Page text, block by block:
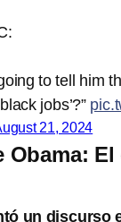
to tell him
jobs’?”
21, 2024
Obama:
un discurso